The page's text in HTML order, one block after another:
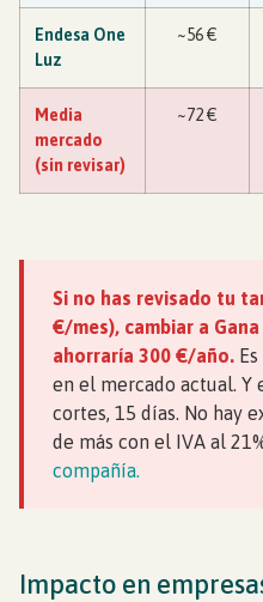
Endesa One
Luz
~56 €
Media
mercado
(sin revisar)
~72 €
Si no has revisado tu
€/mes), cambiar a
ahorraría 300 €/año.
en el mercado actual. Y
cortes, 15 días. No hay
de más con el IVA al
compañía.
Impacto en